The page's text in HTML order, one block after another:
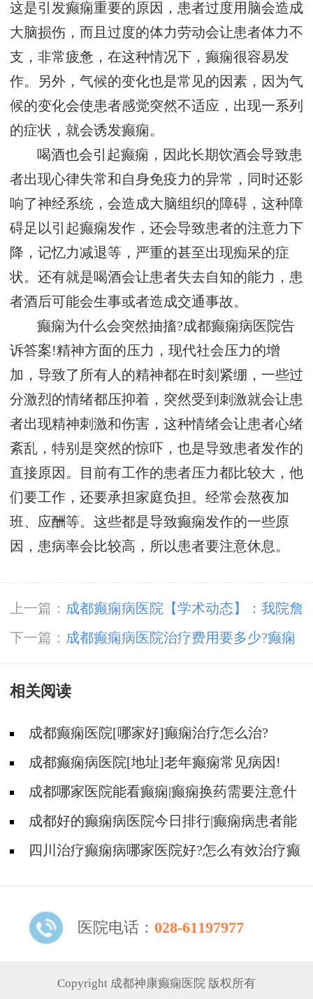
这是引发癫痫重要的原因，患者过度用脑会造成
大脑损伤，而且过度的体力劳动会让患者体力不
支，非常疲惫，在这种情况下，癫痫很容易发
作。另外，气候的变化也是常见的因素，因为气
候的变化会使患者感觉突然不适应，出现一系列
的症状，就会诱发癫痫。
喝酒也会引起癫痫，因此长期饮酒会导致患
者出现心律失常和自身免疫力的异常，同时还影
响了神经系统，会造成大脑组织的障碍，这种障
碍足以引起癫痫发作，还会导致患者的注意力下
降，记忆力减退等，严重的甚至出现痴呆的症
状。还有就是喝酒会让患者失去自知的能力，患
者酒后可能会生事或者造成交通事故。
癫痫为什么会突然抽搐?成都癫痫病医院告
诉答案!精神方面的压力，现代社会压力的增
加，导致了所有人的精神都在时刻紧绷，一些过
分激烈的情绪都压抑着，突然受到刺激就会让患
者出现精神刺激和伤害，这种情绪会让患者心绪
紊乱，特别是突然的惊吓，也是导致患者发作的
直接原因。目前有工作的患者压力都比较大，他
们要工作，还要承担家庭负担。经常会熬夜加
班、应酬等。这些都是导致癫痫发作的一些原
因，患病率会比较高，所以患者要注意休息。
上一篇： 成都癫痫病医院【学术动态】：我院詹
伟华院长和豆晓峰主任癫痫病研究报告荣登国际
医学杂志
下一篇： 成都癫痫病医院治疗费用要多少?癫痫
病怎样预防
相关阅读
成都癫痫医院[哪家好]癫痫治疗怎么治?
成都癫痫病医院[地址]老年癫痫常见病因!
成都哪家医院能看癫痫|癫痫换药需要注意什
么?成都好的癫痫病医院今日排行|癫痫病患者能
开车吗?
四川治疗癫痫病哪家医院好?怎么有效治疗癫
医院电话： 028-61197977
Copyright 成都神康癫痫医院 版权所有